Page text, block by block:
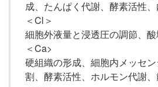
成、たんぱく代謝、酵素活性
＜Cl＞
細胞外液量と浸透圧の調節、
＜Ca>
硬組織の形成、細胞内メッセ
割、酵素活性、ホルモン代謝